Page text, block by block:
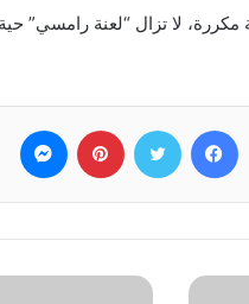
لا تزال “لعنة رامسي”
فيسبوك تويتر بينتيريست